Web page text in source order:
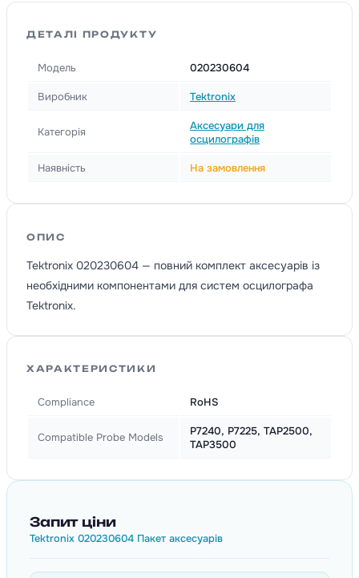
ДЕТАЛІ ПРОДУКТУ
Модель 020230604
Виробник Tektronix
Категорія
Аксесуари для
осцилографів
Наявність На замовлення
ОПИС
Tektronix 020230604 — повний комплект аксесуарів із
необхідними компонентами для систем осцилографа
Tektronix.
ХАРАКТЕРИСТИКИ
Compliance RoHS
Compatible Probe Models
P7240, P7225, TAP2500,
TAP3500
Запит ціни
Tektronix 020230604 Пакет аксесуарів